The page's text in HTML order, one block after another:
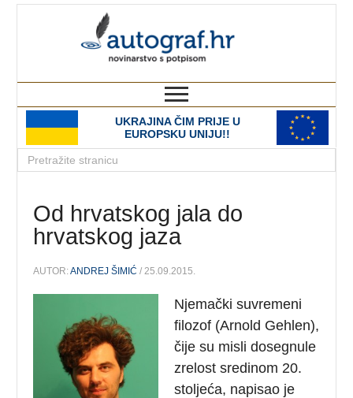
UKRAJINA ČIM PRIJE U
EUROPSKU UNIJU!!
Od hrvatskog jala do
hrvatskog jaza
AUTOR:ANDREJ ŠIMIĆ / 25.09.2015.
Njemački suvremeni
filozof (Arnold Gehlen),
čije su misli dosegnule
zrelost sredinom 20.
stoljeća, napisao je